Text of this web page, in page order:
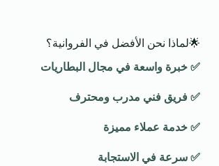
🌟لماذا نحن الأفضل في الفروانية؟
✅ خبرة واسعة في مجال البطاريات
✅ فريق فني مدرب ومحترف
✅ خدمة عملاء مميزة
✅ سرعة في الاستجابة